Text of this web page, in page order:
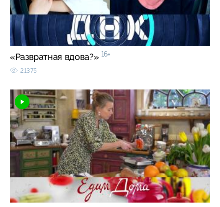
«Развратная вдова?» 16+
21375